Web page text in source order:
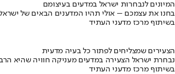
המיונים לנבחרות ישראל במדעים בעיצומם
בחנו את עצמכם – אולי תהיו המדענים הבאים של
בשיתוף מרכז מדעני העתיד
הצעירים שמצליחים לפתור כל בעיה מדעית
נבחרת ישראל הצעירה במדעים מעניקה חוויה שהיא
בשיתוף מרכז מדעני העתיד